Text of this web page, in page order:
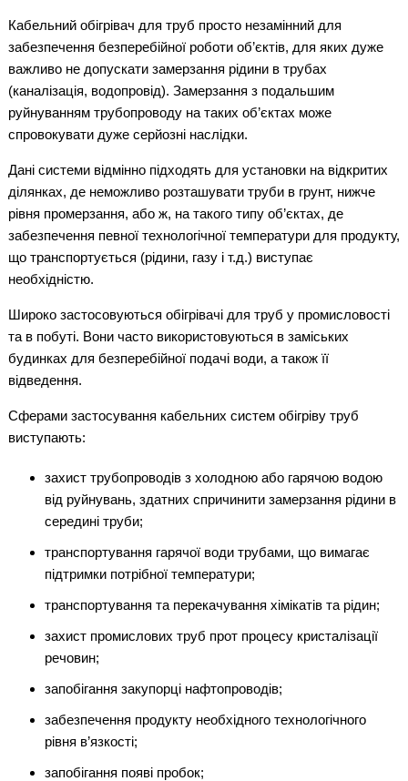
Кабельний обігрівач для труб просто незамінний для
забезпечення безперебійної роботи об’єктів, для яких дуже
важливо не допускати замерзання рідини в трубах
(каналізація, водопровід). Замерзання з подальшим
руйнуванням трубопроводу на таких об’єктах може
спровокувати дуже серйозні наслідки.
Дані системи відмінно підходять для установки на відкритих
ділянках, де неможливо розташувати труби в грунт, нижче
рівня промерзання, або ж, на такого типу об’єктах, де
забезпечення певної технологічної температури для продукту,
що транспортується (рідини, газу і т.д.) виступає
необхідністю.
Широко застосовуються обігрівачі для труб у промисловості
та в побуті. Вони часто використовуються в заміських
будинках для безперебійної подачі води, а також її
відведення.
Сферами застосування кабельних систем обігріву труб
виступають:
захист трубопроводів з холодною або гарячою водою
від руйнувань, здатних спричинити замерзання рідини в
середині труби;
транспортування гарячої води трубами, що вимагає
підтримки потрібної температури;
транспортування та перекачування хімікатів та рідин;
захист промислових труб прот процесу кристалізації
речовин;
запобігання закупорці нафтопроводів;
забезпечення продукту необхідного технологічного
рівня в’язкості;
запобігання появі пробок;